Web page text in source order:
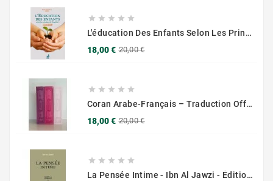
    
L'éducation Des Enfants Selon Les Principes Du Prophète Sws
18,00 € 20,00 €
    
Coran Arabe-Français – Traduction Officielle (14x20 Cm ) – Couverture Daim Luxees Dorées
18,00 € 20,00 €
    
La Pensée Intime - Ibn Al Jawzi - Éditions Chama (Al Azhar)